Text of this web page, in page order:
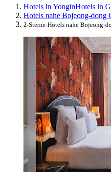
Hotels in YonginHotels in
Hotels nahe Bojeong-dong
2-Sterne-Hotels nahe Bojeong-